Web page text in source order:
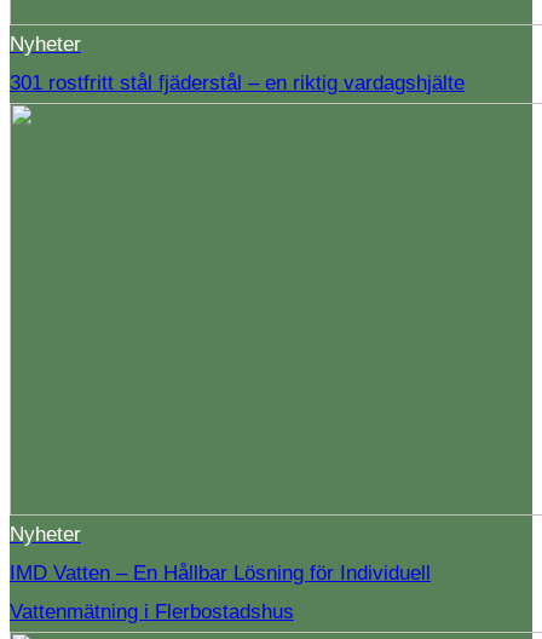
Nyheter
301 rostfritt stål fjäderstål – en riktig vardagshjälte
Nyheter
IMD Vatten – En Hållbar Lösning för Individuell
Vattenmätning i Flerbostadshus